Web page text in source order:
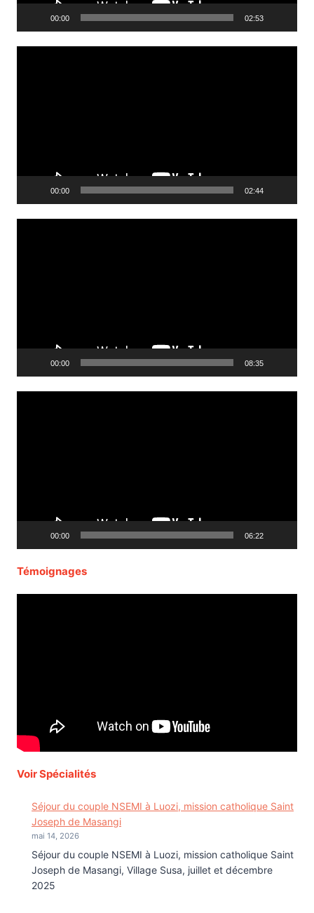
00:00 02:53
00:00 02:44
00:00 08:35
00:00 06:22
Témoignages
Voir Spécialités
Séjour du couple NSEMI à Luozi, mission catholique Saint
Joseph de Masangi
mai 14, 2026
Séjour du couple NSEMI à Luozi, mission catholique Saint
Joseph de Masangi, Village Susa, juillet et décembre
2025